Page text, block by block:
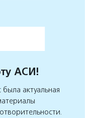
АСИ!
актуальная